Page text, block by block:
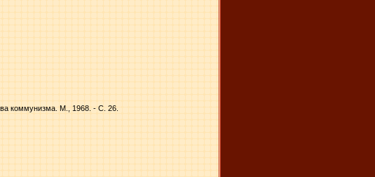
коммунизма. М., 1968. - С. 26.